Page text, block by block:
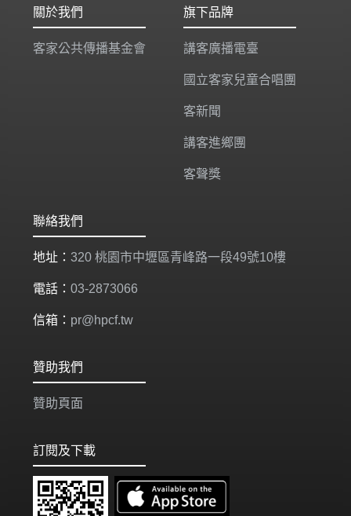
關於我們
客家公共傳播基金會
旗下品牌
講客廣播電臺
國立客家兒童合唱團
客新聞
講客進鄉團
客聲獎
聯絡我們
地址： 320 桃園市中壢區青峰路一段49號10樓
電話： 03-2873066
信箱： pr@hpcf.tw
贊助我們
贊助頁面
訂閱及下載